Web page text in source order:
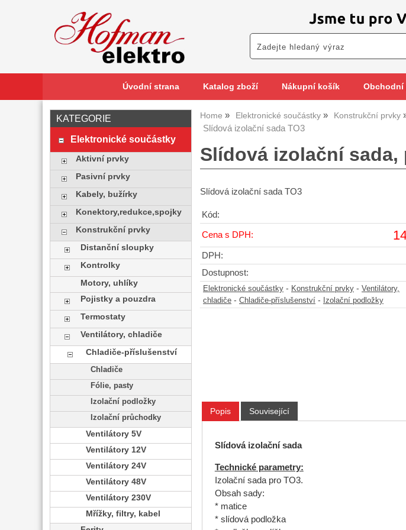
Úvodní strana Katalog zboží Nákupní košík Obchodní
Home Elektronické součástky Konstrukční prvky
Slídová izolační sada TO3
Slídová izolační sada,
Slídová izolační sada TO3
Kód:
Cena s DPH:
DPH:
Dostupnost:
Elektronické součástky - Konstrukční prvky - Ventilátory,
chladiče - Chladiče-příslušenství - Izolační podložky
Popis Související
Slídová izolační sada
Technické parametry:
Izolační sada pro TO3.
Obsah sady:
* matice
* slídová podložka
KATEGORIE
Elektronické součástky
Aktivní prvky
Pasivní prvky
Kabely, bužírky
Konektory,redukce,spojky
Konstrukční prvky
Distanční sloupky
Kontrolky
Motory, uhlíky
Pojistky a pouzdra
Termostaty
Ventilátory, chladiče
Chladiče-příslušenství
Chladiče
Fólie, pasty
Izolační podložky
Izolační průchodky
Ventilátory 5V
Ventilátory 12V
Ventilátory 24V
Ventilátory 48V
Ventilátory 230V
Mřížky, filtry, kabel